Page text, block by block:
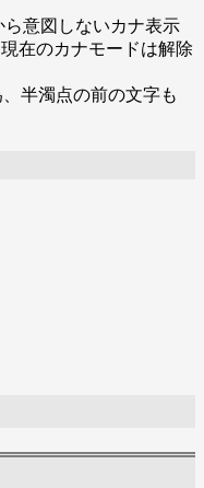
意図しないカナ表示
在のカナモードは解除
半濁点の前の文字も